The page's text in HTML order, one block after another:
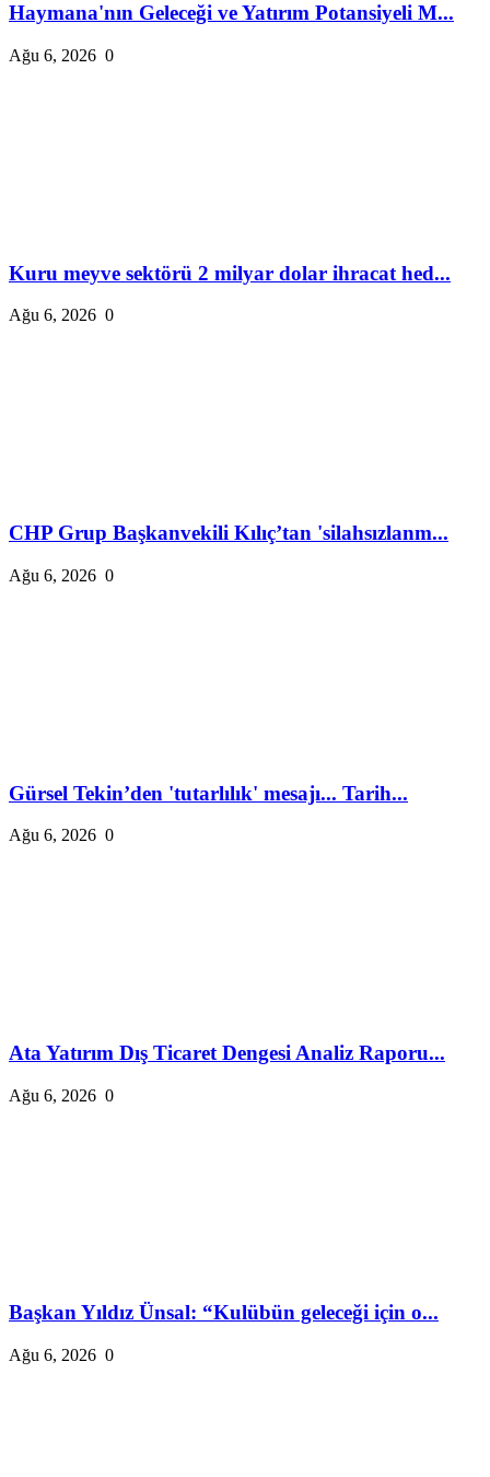
Haymana'nın Geleceği ve Yatırım Potansiyeli M...
Ağu 6, 2026 0
Kuru meyve sektörü 2 milyar dolar ihracat hed...
Ağu 6, 2026 0
CHP Grup Başkanvekili Kılıç’tan 'silahsızlanm...
Ağu 6, 2026 0
Gürsel Tekin’den 'tutarlılık' mesajı... Tarih...
Ağu 6, 2026 0
Ata Yatırım Dış Ticaret Dengesi Analiz Raporu...
Ağu 6, 2026 0
Başkan Yıldız Ünsal: “Kulübün geleceği için o...
Ağu 6, 2026 0